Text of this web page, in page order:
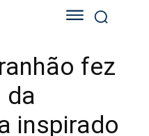
fez
da
inspirado